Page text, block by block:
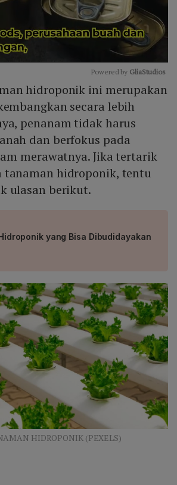
Mute
Powered by GliaStudios
hidroponik ini merupakan
secara lebih
penanam tidak harus
dan berfokus pada
merawatnya. Jika tertarik
tanaman hidroponik, tentu
ulasan berikut.
yang Bisa Dibudidayakan
HIDROPONIK (PEXELS)